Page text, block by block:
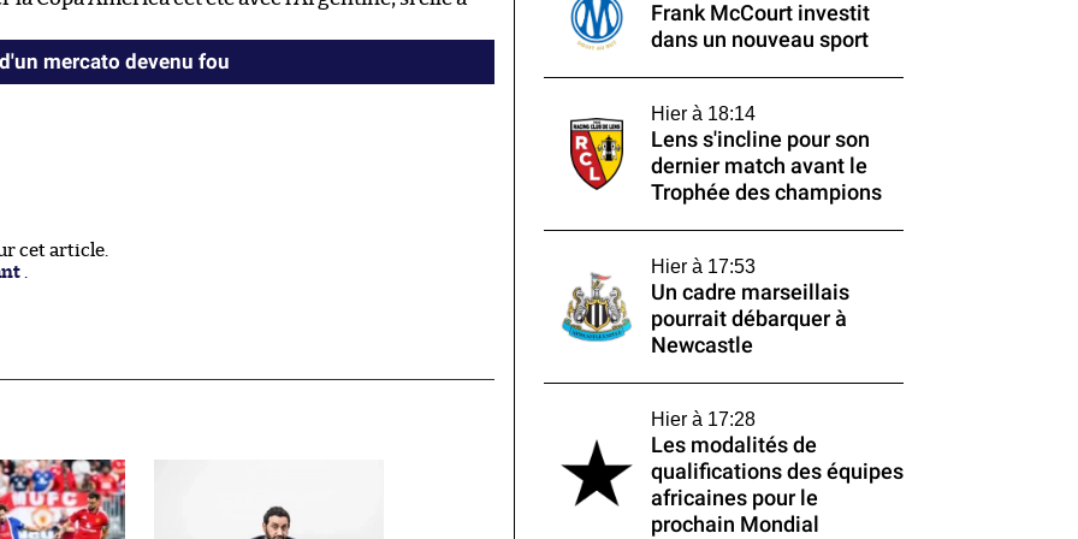
mercato devenu fou
cet article.
.
Frank McCourt investit
dans un nouveau sport
Hier à 18:14
Lens s'incline pour son
dernier match avant le
Trophée des champions
Hier à 17:53
Un cadre marseillais
pourrait débarquer à
Newcastle
Hier à 17:28
Les modalités de
qualifications des équipes
africaines pour le
prochain Mondial